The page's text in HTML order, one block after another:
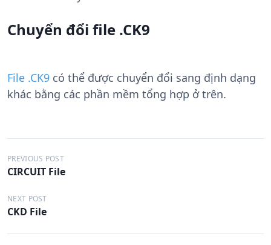
Chuyển đổi file .CK9
File .CK9 có thể được chuyển đổi sang định dạng
khác bằng các phần mềm tổng hợp ở trên.
Đ
i
ề
u
h
PREVIOUS POST
CIRCUIT File
NEXT POST
CKD File